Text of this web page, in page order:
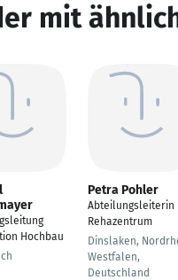
mit
Hochbau
Petra Pohler
Abteilungsleiterin
Rehazentrum
Dinslaken,
Westfalen,
Deutschland